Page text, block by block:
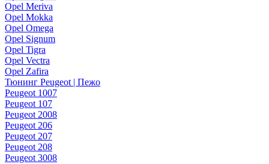
Opel Meriva
Opel Mokka
Opel Omega
Opel Signum
Opel Tigra
Opel Vectra
Opel Zafira
Тюнинг Peugeot | Пежо
Peugeot 1007
Peugeot 107
Peugeot 2008
Peugeot 206
Peugeot 207
Peugeot 208
Peugeot 3008